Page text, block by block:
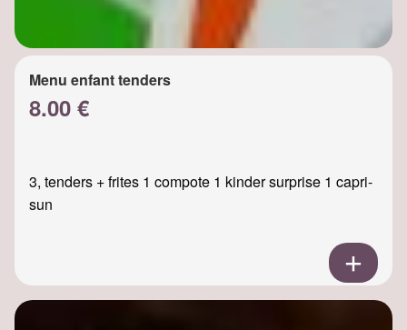
Menu enfant tenders
8.00 €
3, tenders + frites 1 compote 1 kinder surprise 1 capri-
sun